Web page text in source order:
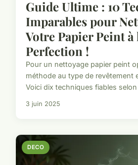
Guide Ultime : 10
Imparables pour
Votre Papier Peint à
Perfection !
Pour un nettoyage papier peint
méthode au type de revêtement
Voici dix techniques fiables selon
3 juin 2025
DECO